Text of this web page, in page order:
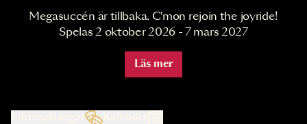
Megasuccén är tillbaka. C'mon rejoin the joyride!
Spelas 2 oktober 2026 - 7 mars 2027
Läs mer
Kalender